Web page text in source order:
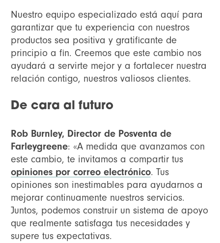
Nuestro equipo especializado está aquí para
garantizar que tu experiencia con nuestros
productos sea positiva y gratificante de
principio a fin. Creemos que este cambio nos
ayudará a servirte mejor y a fortalecer nuestra
relación contigo, nuestros valiosos clientes.
De cara al futuro
Rob Burnley, Director de Posventa de
Farleygreene: «A medida que avanzamos con
este cambio, te invitamos a compartir tus
opiniones por correo electrónico. Tus
opiniones son inestimables para ayudarnos a
mejorar continuamente nuestros servicios.
Juntos, podemos construir un sistema de apoyo
que realmente satisfaga tus necesidades y
supere tus expectativas.